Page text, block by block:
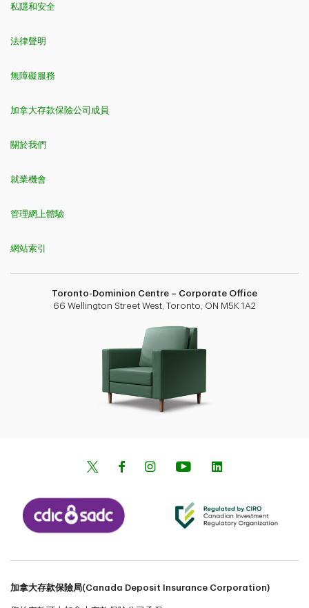
私隱和安全
法律聲明
無障礙服務
加拿大存款保險公司成員
關於我們
就業機會
管理網上體驗
網站索引
Toronto-Dominion Centre – Corporate Office
66 Wellington Street West, Toronto, ON M5K 1A2
加拿大存款保險局(Canada Deposit Insurance Corporation)